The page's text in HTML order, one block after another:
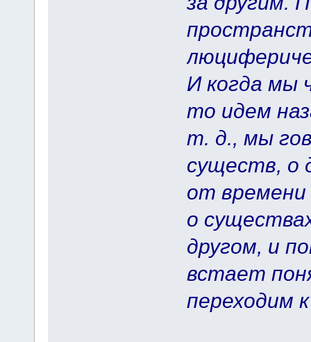
И когда мы
то идем
т. д., мы
существ, о
от времени
о
другом, и
встает
переходим